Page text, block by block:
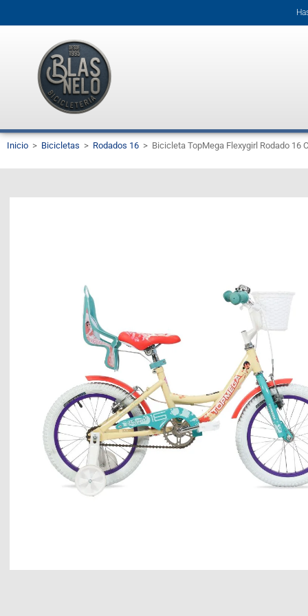
Inicio > Bicicletas > Rodados 16 > Bicicleta TopMega Flexygirl Rodado 16